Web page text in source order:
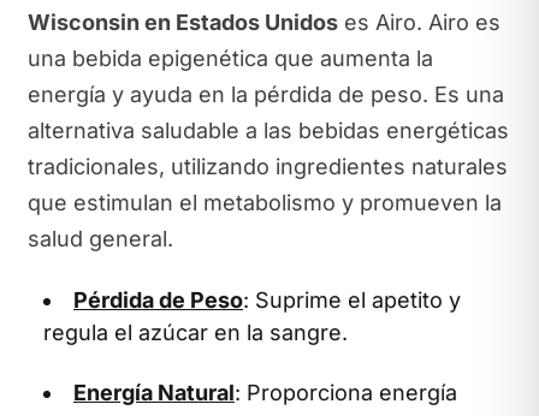
Wisconsin en Estados Unidoses Airo. Airo es
una bebida epigenética que aumenta la
energía y ayuda en la pérdida de peso. Es una
alternativa saludable a las bebidas energéticas
tradicionales, utilizando ingredientes naturales
que estimulan el metabolismo y promueven la
salud general.
Pérdida de Peso: Suprime el apetito y
regula el azúcar en la sangre.
Energía Natural: Proporciona energía